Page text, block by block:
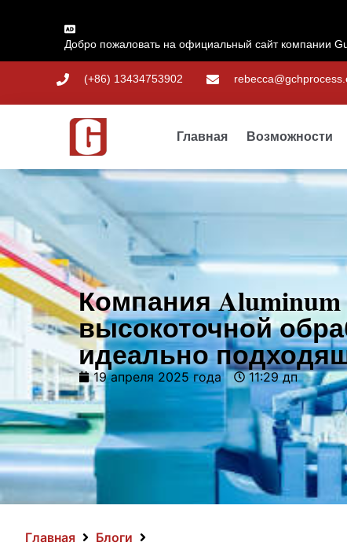
Добро пожаловать на официальный сайт компании
(+86) 13434753902
Главная Возможности
Компания Aluminum
высокоточной
идеально
19 апреля 2025 года 11:29 дп
Главная
Блоги